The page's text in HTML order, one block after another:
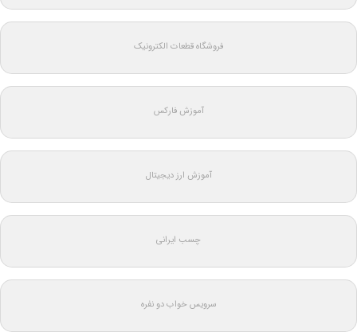
فروشگاه قطعات الکترونیک
آموزش فارکس
آموزش ارز دیجیتال
چسب ایرانی
سرویس خواب دو نفره